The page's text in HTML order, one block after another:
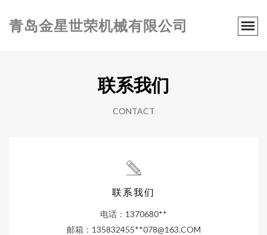
青岛金星世荣机械有限公司
联系我们
CONTACT
联系我们
电话：1370680**
邮箱：135832455**078@163.COM